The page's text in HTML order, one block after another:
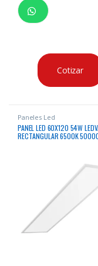
Cotizar
Paneles Led
PANEL LED 60X120 54W
RECTANGULAR 6500K